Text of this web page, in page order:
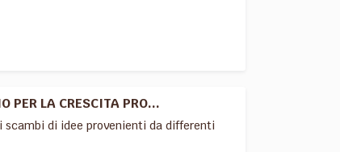
LA CRESCITA PRO...
di idee provenienti da differenti